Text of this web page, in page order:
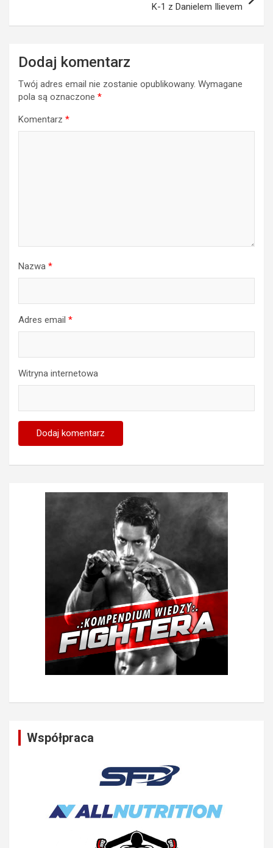
K-1 z Danielem Ilievem
Dodaj komentarz
Twój adres email nie zostanie opublikowany. Wymagane
pola są oznaczone *
Komentarz *
Nazwa *
Adres email *
Witryna internetowa
Współpraca